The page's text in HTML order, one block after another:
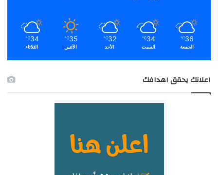
36
℃
الجمعة
34
℃
السبت
32
℃
الأحد
35
℃
الأثنين
34
℃
الثلاثاء
اعلانك يحقق اهدافك